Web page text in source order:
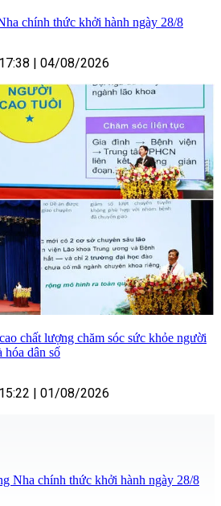
chính thức khởi hành ngày 28/8
17:38 04/08/2026
chất lượng chăm sóc sức khỏe người
hóa dân số
15:22 01/08/2026
Nha chính thức khởi hành ngày 28/8